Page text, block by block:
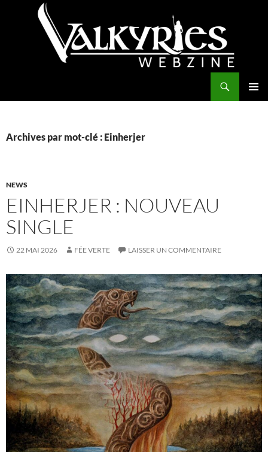
Archives par mot-clé : Einherjer
NEWS
EINHERJER : NOUVEAU
SINGLE
22 MAI 2026 FÉE VERTE LAISSER UN COMMENTAIRE